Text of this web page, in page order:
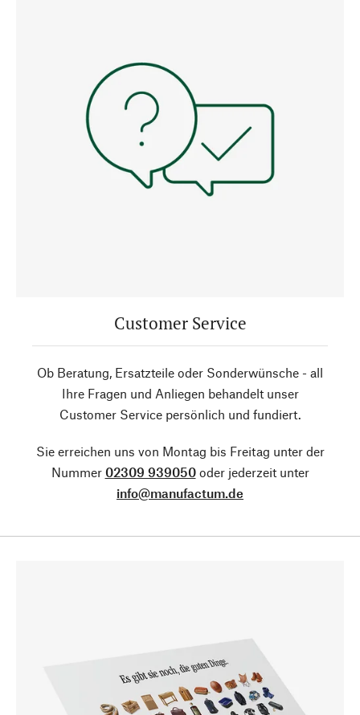
Customer Service
Ob Beratung, Ersatzteile oder Sonderwünsche - all
Ihre Fragen und Anliegen behandelt unser
Customer Service persönlich und fundiert.
Sie erreichen uns von Montag bis Freitag unter der
Nummer 02309 939050oder jederzeit unter
info@manufactum.de